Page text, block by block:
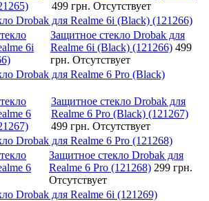
499 грн. Отсутствует
Drobak для Realme 6i (Black) (121266)
Защитное стекло Drobak для
Realme 6i (Black) (121266) 499
грн. Отсутствует
Drobak для Realme 6 Pro (Black)
Защитное стекло Drobak для
Realme 6 Pro (Black) (121267)
499 грн. Отсутствует
Drobak для Realme 6 Pro (121268)
Защитное стекло Drobak для
Realme 6 Pro (121268) 299 грн.
Отсутствует
Drobak для Realme 6i (121269)